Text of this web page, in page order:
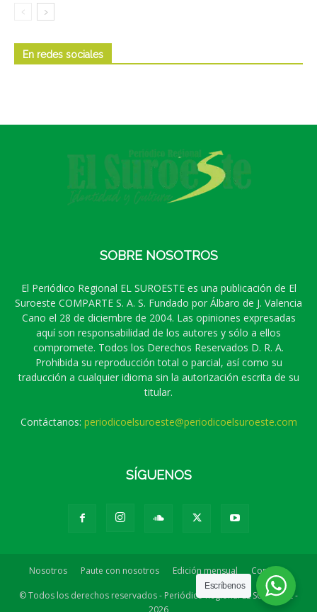
En redes sociales
SOBRE NOSOTROS
El Periódico Regional EL SUROESTE es una publicación de El
Suroeste COMPARTE S. A. S. Fundado por Álbaro de J. Valencia
Cano el 28 de diciembre de 2004. Las opiniones expresadas
aquí son responsabilidad de los autores y sólo a ellos
compromete. Todos los Derechos Reservados D. R. A.
Prohibida su reproducción total o parcial, así como su
traducción a cualquier idioma sin la autorización escrita de su
titular.
Contáctanos: periodicoelsuroeste@periodicoelsuroeste.com
SÍGUENOS
Nosotros Paute con nosotros Edición mensual Contacto
© Todos los derechos reservados - Periódico Regional EL SUROESTE -
2026
Escríbenos